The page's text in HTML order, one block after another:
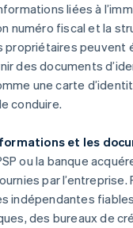
liées à
numéro fiscal et la
propriétaires peuvent
des documents
une carte
conduire.
et les
ou la banque
par l’entreprise.
indépendantes
des bureaux de